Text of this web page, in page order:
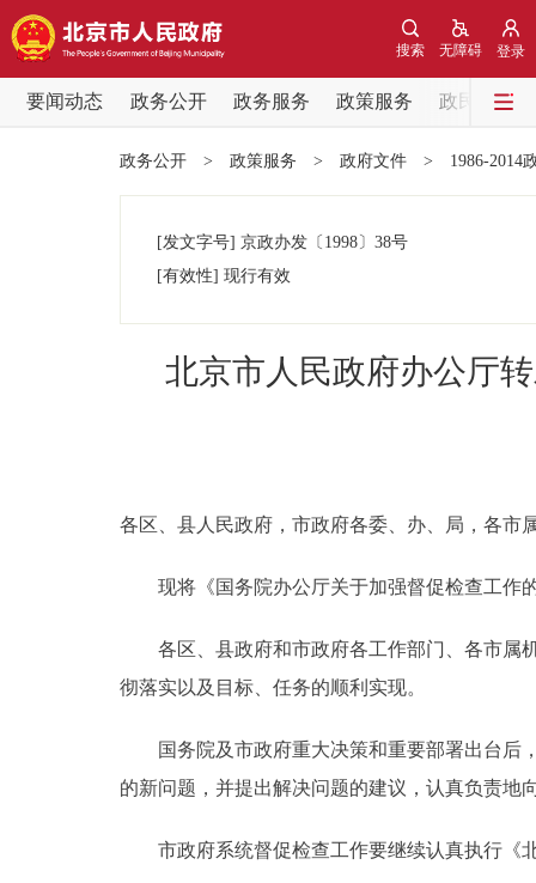
登录
无障碍
搜索
要闻动态 政务公开 政务服务 政策服务
政民互动
党中央精神
政策兑现
决策公开
政务服务
便民服务
中介服务
政务公开 > 政策服务 > 政府文件 > 1986-2014
[发文字号] 京政办发 〔1998〕 38号
[有效性] 现行有效
北京市人民政府办公厅
各区、县人民政府，市政府各委、办、局，各市
现将《国务院办公厅关于加强督促检查工作
各区、县政府和市政府各工作部门、各市属机
彻落实以及目标、任务的顺利实现。
国务院及市政府重大决策和重要部署出台后，
的新问题，并提出解决问题的建议，认真负责地
市政府系统督促检查工作要继续认真执行《北